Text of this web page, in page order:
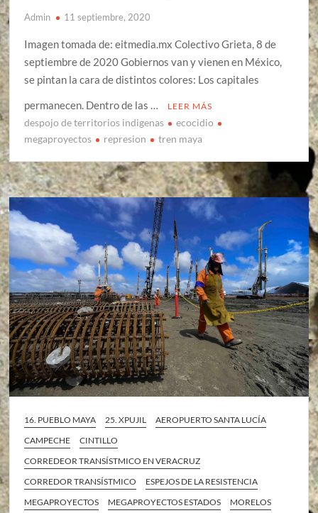
Admin 11 septiembre, 2020
Imagen tomada de: eitmedia.mx Colectivo Grieta, 8 de
septiembre de 2020 Gobiernos van y vienen en México,
se pintan la cara de distintos colores: Los capitales
permanecen. Dentro de las …
LEER MÁS
despojo de territorios indigenas
ecocidio
megaproyectos
represion tren maya
16. PUEBLO MAYA 25. XPUJIL
AEROPUERTO SANTA LUCÍA
CAMPECHE
CINTILLO
CORREDEOR TRANSÍSTMICO EN VERACRUZ
CORREDOR TRANSÍSTMICO
ESPEJOS DE LA RESISTENCIA
MEGAPROYECTOS
MEGAPROYECTOS ESTADOS
MORELOS